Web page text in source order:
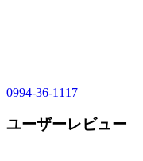
0994-36-1117
ユーザーレビュー